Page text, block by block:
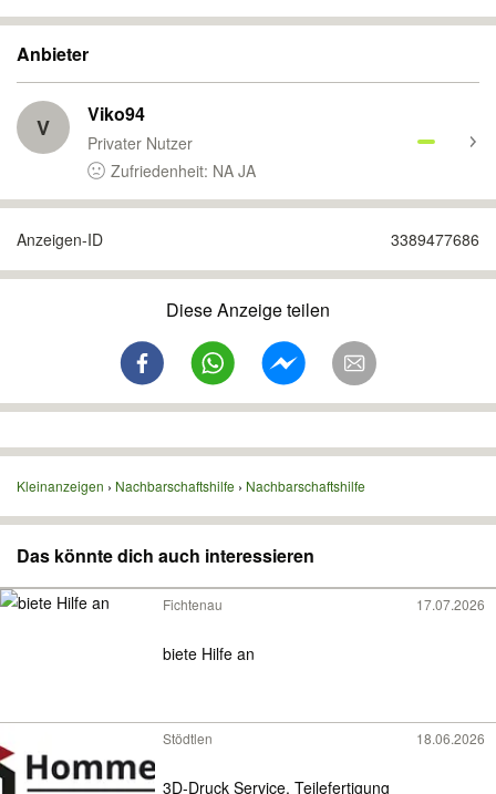
Anbieter
V Viko94
Privater Nutzer
Zufriedenheit: NA JA
Anzeigen-ID 3389477686
Diese Anzeige teilen
Kleinanzeigen Nachbarschaftshilfe Nachbarschaftshilfe
Das könnte dich auch interessieren
Fichtenau 17.07.2026
biete Hilfe an
Stödtlen 18.06.2026
3D-Druck Service, Teilefertigung